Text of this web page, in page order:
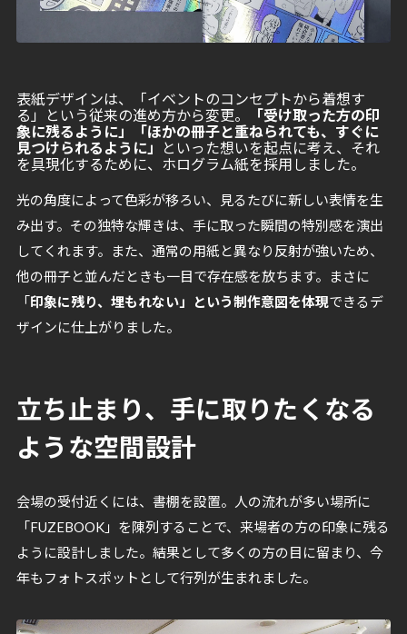
表紙デザインは、「イベントのコンセプトから着想す
る」という従来の進め方から変更。
「受け取った方の印
象に残るように」「ほかの冊子と重ねられても、すぐに
見つけられるように」
といった想いを起点に考え、それ
を具現化するために、ホログラム紙を採用しました。
光の角度によって色彩が移ろい、見るたびに新しい表情を生
み出す。その独特な輝きは、手に取った瞬間の特別感を演出
してくれます。また、通常の用紙と異なり反射が強いため、
他の冊子と並んだときも一目で存在感を放ちます。まさに
「 印象に残り、埋もれない」という制作意図を体現できるデ
ザインに仕上がりました。
立ち止まり、手に取りたくなる
ような空間設計
会場の受付近くには、書棚を設置。人の流れが多い場所に
「FUZEBOOK」を陳列することで、来場者の方の印象に残る
ように設計しました。結果として多くの方の目に留まり、今
年もフォトスポットとして行列が生まれました。